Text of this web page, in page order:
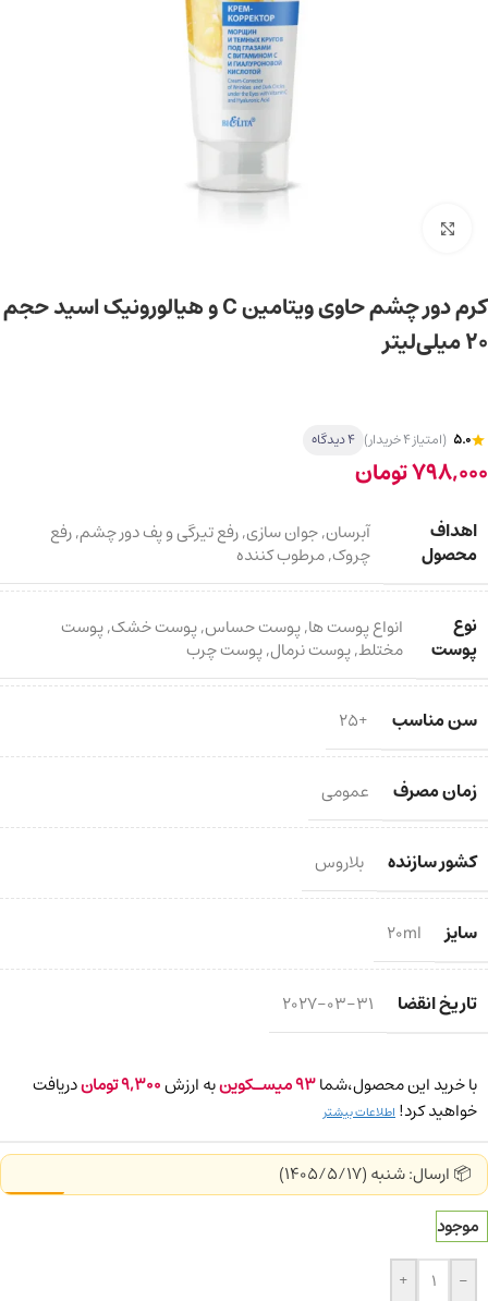
کرم دور چشم حاوی ویتامین C و هیالورونیک اسید حجم
20 میلی‌لیتر
5.0 (امتیاز 4 خریدار) 4 دیدگاه
798,000تومان
اهداف
محصول
آبرسان,جوان سازی,رفع تیرگی و پف دور چشم,رفع
چروک,مرطوب کننده
نوع
پوست
انواع پوست ها,پوست حساس,پوست خشک,پوست
مختلط,پوست نرمال,پوست چرب
سن مناسب +25
زمان مصرف عمومی
کشور سازنده بلاروس
سایز 20ml
تاریخ انقضا 2027-03-31
با خرید این محصول،شما93میسـکوینبه ارزش9,300توماندریافت
خواهید کرد! اطلاعات بیشتر
📦 ارسال: شنبه (1405/5/17)
موجود
-
+